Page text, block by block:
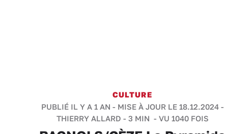
CULTURE
PUBLIÉ IL Y A 1 AN - MISE À JOUR LE 18.12.2024 -
THIERRY ALLARD - 3 MIN - VU 1040 FOIS